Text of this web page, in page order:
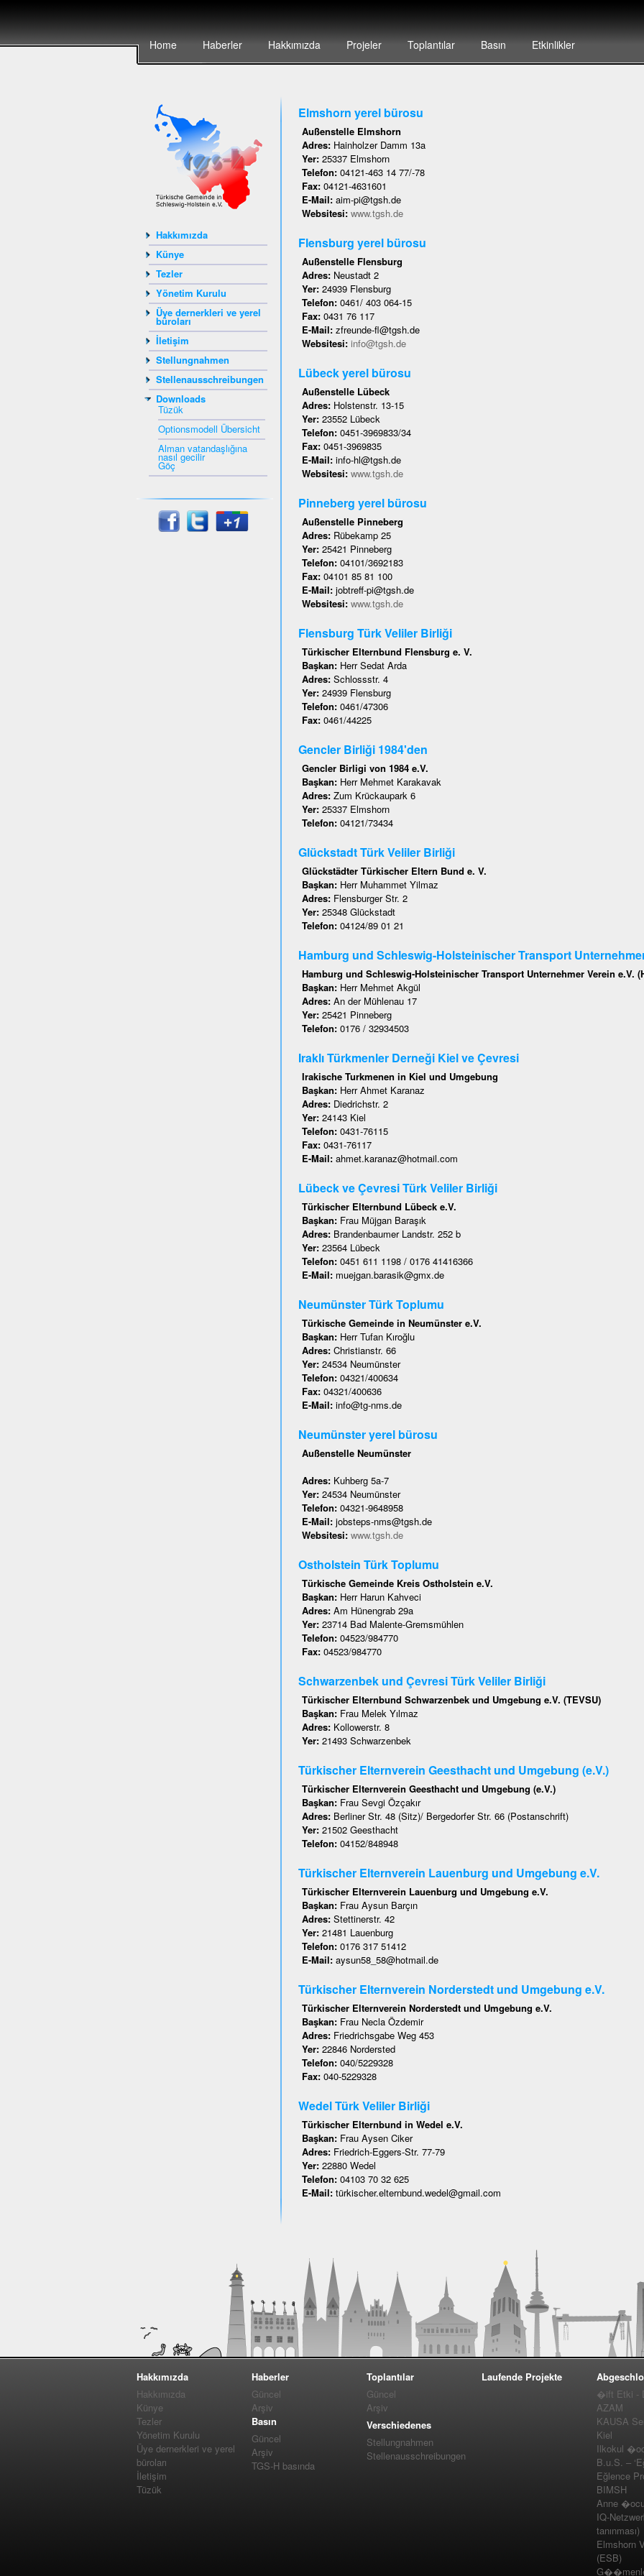
Home Haberler Hakkımızda Projeler Toplantılar Basın Etkinlikler
Hakkımızda
Künye
Tezler
Yönetim Kurulu
Üye dernerkleri ve yerel
büroları
İletişim
Stellungnahmen
Stellenausschreibungen
Downloads
Tüzük
Optionsmodell Übersicht
Alman vatandaşlığına
nasıl gecilir
Göç
Elmshorn yerel bürosu
Außenstelle Elmshorn
Adres: Hainholzer Damm 13a
Yer: 25337 Elmshorn
Telefon: 04121-463 14 77/-78
Fax: 04121-4631601
E-Mail: aim-pi@tgsh.de
Websitesi: www.tgsh.de
Flensburg yerel bürosu
Außenstelle Flensburg
Adres: Neustadt 2
Yer: 24939 Flensburg
Telefon: 0461/ 403 064-15
Fax: 0431 76 117
E-Mail: zfreunde-fl@tgsh.de
Websitesi: info@tgsh.de
Lübeck yerel bürosu
Außenstelle Lübeck
Adres: Holstenstr. 13-15
Yer: 23552 Lübeck
Telefon: 0451-3969833/34
Fax: 0451-3969835
E-Mail: info-hl@tgsh.de
Websitesi: www.tgsh.de
Pinneberg yerel bürosu
Außenstelle Pinneberg
Adres: Rübekamp 25
Yer: 25421 Pinneberg
Telefon: 04101/3692183
Fax: 04101 85 81 100
E-Mail: jobtreff-pi@tgsh.de
Websitesi: www.tgsh.de
Flensburg Türk Veliler Birliği
Türkischer Elternbund Flensburg e. V.
Başkan: Herr Sedat Arda
Adres: Schlossstr. 4
Yer: 24939 Flensburg
Telefon: 0461/47306
Fax: 0461/44225
Gencler Birliği 1984'den
Gencler Birligi von 1984 e.V.
Başkan: Herr Mehmet Karakavak
Adres: Zum Krückaupark 6
Yer: 25337 Elmshorn
Telefon: 04121/73434
Glückstadt Türk Veliler Birliği
Glückstädter Türkischer Eltern Bund e. V.
Başkan: Herr Muhammet Yilmaz
Adres: Flensburger Str. 2
Yer: 25348 Glückstadt
Telefon: 04124/89 01 21
Hamburg und Schleswig-Holsteinischer Transport
Hamburg und Schleswig-Holsteinischer Transport Unternehmer Verein e.V.
Başkan: Herr Mehmet Akgül
Adres: An der Mühlenau 17
Yer: 25421 Pinneberg
Telefon: 0176 / 32934503
Iraklı Türkmenler Derneği Kiel ve Çevresi
Irakische Turkmenen in Kiel und Umgebung
Başkan: Herr Ahmet Karanaz
Adres: Diedrichstr. 2
Yer: 24143 Kiel
Telefon: 0431-76115
Fax: 0431-76117
E-Mail: ahmet.karanaz@hotmail.com
Lübeck ve Çevresi Türk Veliler Birliği
Türkischer Elternbund Lübeck e.V.
Başkan: Frau Müjgan Baraşık
Adres: Brandenbaumer Landstr. 252 b
Yer: 23564 Lübeck
Telefon: 0451 611 1198 / 0176 41416366
E-Mail: muejgan.barasik@gmx.de
Neumünster Türk Toplumu
Türkische Gemeinde in Neumünster e.V.
Başkan: Herr Tufan Kıroğlu
Adres: Christianstr. 66
Yer: 24534 Neumünster
Telefon: 04321/400634
Fax: 04321/400636
E-Mail: info@tg-nms.de
Neumünster yerel bürosu
Außenstelle Neumünster
Adres: Kuhberg 5a-7
Yer: 24534 Neumünster
Telefon: 04321-9648958
E-Mail: jobsteps-nms@tgsh.de
Websitesi: www.tgsh.de
Ostholstein Türk Toplumu
Türkische Gemeinde Kreis Ostholstein e.V.
Başkan: Herr Harun Kahveci
Adres: Am Hünengrab 29a
Yer: 23714 Bad Malente-Gremsmühlen
Telefon: 04523/984770
Fax: 04523/984770
Schwarzenbek und Çevresi Türk Veliler Birliği
Türkischer Elternbund Schwarzenbek und Umgebung e.V. (TEVSU)
Başkan: Frau Melek Yılmaz
Adres: Kollowerstr. 8
Yer: 21493 Schwarzenbek
Türkischer Elternverein Geesthacht und Umgebung (e.V.)
Türkischer Elternverein Geesthacht und Umgebung (e.V.)
Başkan: Frau Sevgi Özçakır
Adres: Berliner Str. 48 (Sitz)/ Bergedorfer Str. 66 (Postanschrift)
Yer: 21502 Geesthacht
Telefon: 04152/848948
Türkischer Elternverein Lauenburg und Umgebung e.V.
Türkischer Elternverein Lauenburg und Umgebung e.V.
Başkan: Frau Aysun Barçın
Adres: Stettinerstr. 42
Yer: 21481 Lauenburg
Telefon: 0176 317 51412
E-Mail: aysun58_58@hotmail.de
Türkischer Elternverein Norderstedt und Umgebung e.V.
Türkischer Elternverein Norderstedt und Umgebung e.V.
Başkan: Frau Necla Özdemir
Adres: Friedrichsgabe Weg 453
Yer: 22846 Nordersted
Telefon: 040/5229328
Fax: 040-5229328
Wedel Türk Veliler Birliği
Türkischer Elternbund in Wedel e.V.
Başkan: Frau Aysen Ciker
Adres: Friedrich-Eggers-Str. 77-79
Yer: 22880 Wedel
Telefon: 04103 70 32 625
E-Mail: türkischer.elternbund.wedel@gmail.com
Hakkımızda
Hakkımızda
Künye
Tezler
Yönetim Kurulu
Üye dernerkleri ve yerel
büroları
İletişim
Tüzük
Haberler
Güncel
Arşiv
Basın
Güncel
Arşiv
TGS-H basında
Toplantılar
Güncel
Arşiv
Verschiedenes
Stellungnahmen
Stellenausschreibungen
Laufende Projekte
�ift Etki -
AZAM
KAUSA
Kiel
Ilkokul
B.u.S. –
Eğlence
BIMSH
Anne
IQ-
tanınması)
Elmshorn
(ESB)